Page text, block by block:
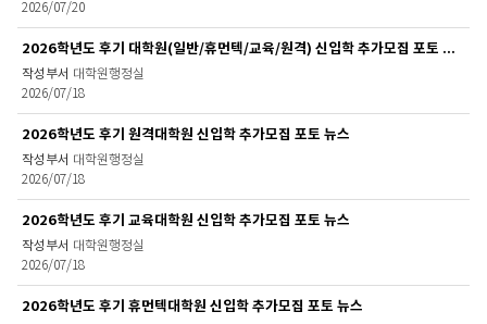
2026/07/20
2026학년도 후기 대학원(일반/휴먼텍/교육/원격) 신입학 추가모집 포토 뉴스
대학원행정실
2026/07/18
2026학년도 후기 원격대학원 신입학 추가모집 포토 뉴스
대학원행정실
2026/07/18
2026학년도 후기 교육대학원 신입학 추가모집 포토 뉴스
대학원행정실
2026/07/18
2026학년도 후기 휴먼텍대학원 신입학 추가모집 포토 뉴스